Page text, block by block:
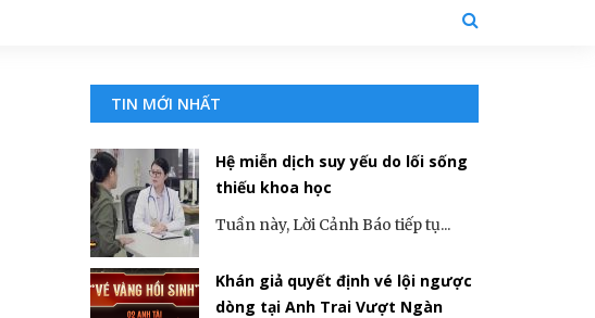
TIN MỚI NHẤT
Hệ miễn dịch suy yếu do lối sống
thiếu khoa học
Tuần này, Lời Cảnh Báo tiếp tụ...
Khán giả quyết định vé lội ngược
dòng tại Anh Trai Vượt Ngàn